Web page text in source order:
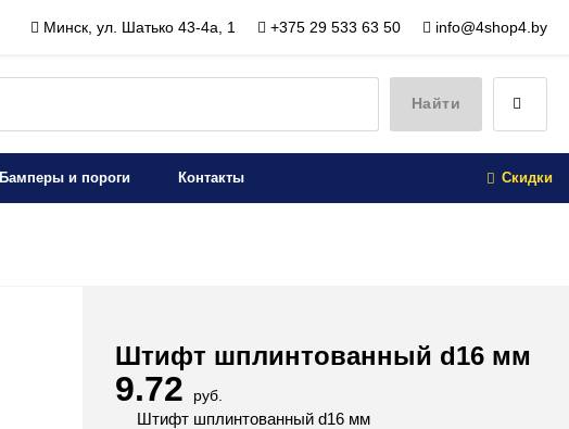
Минск, ул. Шатько 43-4а, 1 +375 29 533 63 50 info@4shop4.by
Найти
Бамперы и пороги Контакты Скидки
Штифт шплинтованный d16 мм
9.72 руб.
Штифт шплинтованный d16 мм